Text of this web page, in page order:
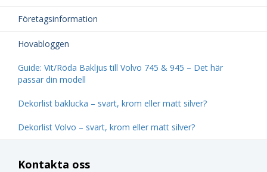
Företagsinformation
Hovabloggen
Guide: Vit/Röda Bakljus till Volvo 745 & 945 – Det här
passar din modell
Dekorlist baklucka – svart, krom eller matt silver?
Dekorlist Volvo – svart, krom eller matt silver?
Kontakta oss